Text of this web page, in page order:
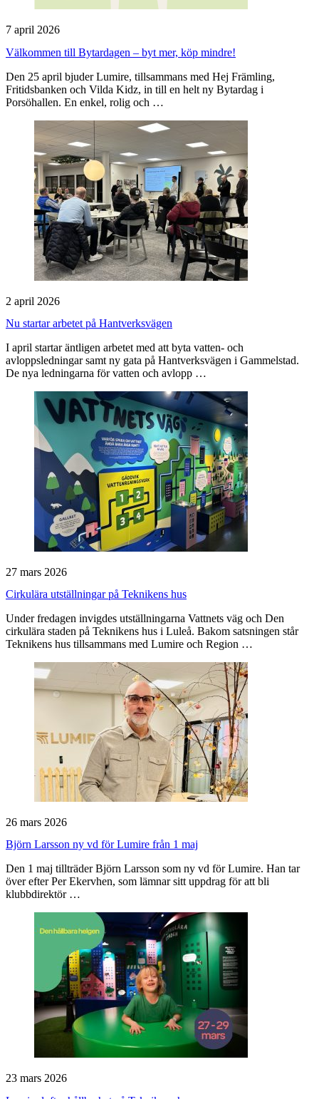
7 april 2026
Välkommen till Bytardagen – byt mer, köp mindre!
Den 25 april bjuder Lumire, tillsammans med Hej Främling,
Fritidsbanken och Vilda Kidz, in till en helt ny Bytardag i
Porsöhallen. En enkel, rolig och …
2 april 2026
Nu startar arbetet på Hantverksvägen
I april startar äntligen arbetet med att byta vatten- och
avloppsledningar samt ny gata på Hantverksvägen i Gammelstad.
De nya ledningarna för vatten och avlopp …
27 mars 2026
Cirkulära utställningar på Teknikens hus
Under fredagen invigdes utställningarna Vattnets väg och Den
cirkulära staden på Teknikens hus i Luleå. Bakom satsningen står
Teknikens hus tillsammans med Lumire och Region …
26 mars 2026
Björn Larsson ny vd för Lumire från 1 maj
Den 1 maj tillträder Björn Larsson som ny vd för Lumire. Han tar
över efter Per Ekervhen, som lämnar sitt uppdrag för att bli
klubbdirektör …
23 mars 2026